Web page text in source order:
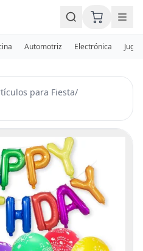
Automotriz Electrónica
para Fiesta/